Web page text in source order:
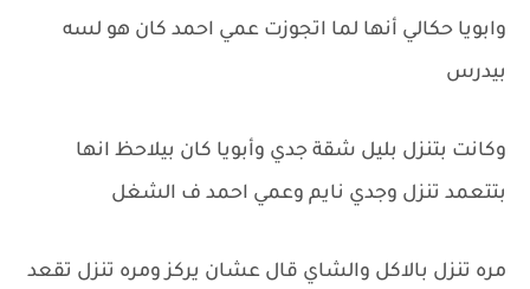
وابويا حكالي أنها لما اتجوزت عمي احمد كان هو لسه
بيدرس
وكانت بتنزل بليل شقة جدي وأبويا كان بيلاحظ انها
بتتعمد تنزل وجدي نايم وعمي احمد ف الشغل
مره تنزل بالاكل والشاي قال عشان يركز ومره تنزل تقعد